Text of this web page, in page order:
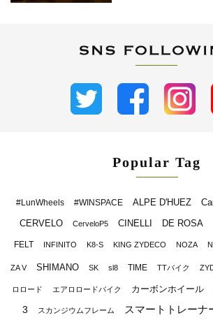
Popular Tag
#LunWheels #WINSPACE ALPE D'HUEZ
CERVELO CerveloP5 CINELLI DE ROSA
FELT INFINITO K8-S KING ZYDECO NOZA
ZA V SHIMANO SK sl8 TIME TTバイク
ロロード エアロロードバイク カーボンホイール
3
スカンジウムフレーム スマートトレーナ